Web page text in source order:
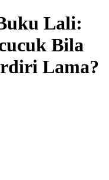
Lali:
Bila
Lama?